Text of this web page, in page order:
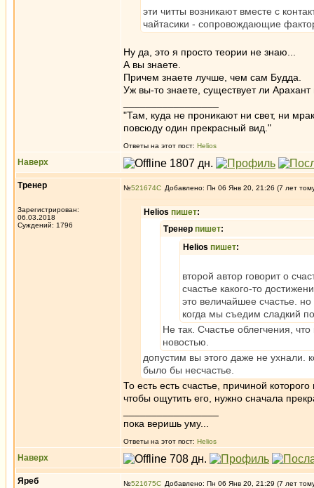
эти читты возникают вместе с
чайтасики - сопровождающие
Ну да, это я просто теории не знаю...
А вы знаете.
Причем знаете лучше, чем сам Будда.
Уж вы-то знаете, существует ли
"Там, куда не проникают ни свет, ни
повсюду один прекрасный вид."
Ответы на этот пост: Helios
Наверх
Тренер
Зарегистрирован:
06.03.2018
Суждений: 1796
№521674 Добавлено: Пн 06 Янв 20, 21:26 (7 лет
Helios пишет:
Тренер пишет:
Helios пишет:
второй автор говорит о
счастье какого-то
это величайшее счастье. но
когда мы съедим сладкий
Не так. Счастье облегчения,
новостью.
допустим вы этого даже не ухнали.
было бы несчастье.
То есть есть счастье, причиной
чтобы ощутить его, нужно сначала
пока веришь уму...
Ответы на этот пост: Helios
Наверх
Яреб №521675 Добавлено: Пн 06 Янв 20, 21:29 (7 лет